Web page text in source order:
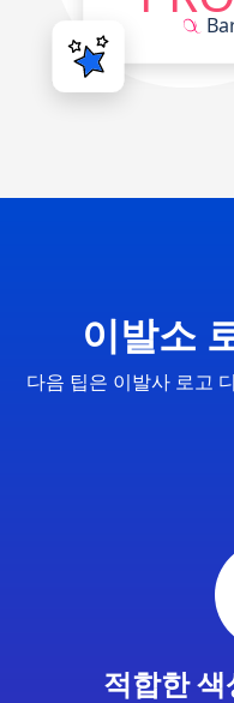
이발소
다음 팁은 이발사 로고
적합한